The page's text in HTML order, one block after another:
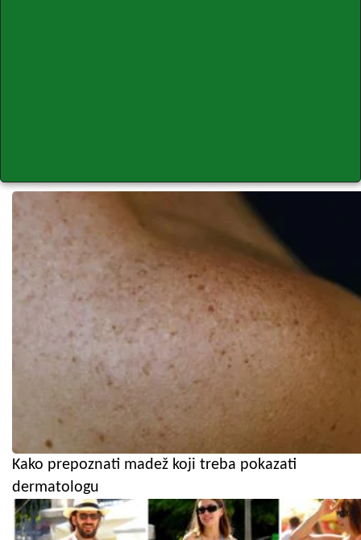
Kako prepoznati madež koji treba pokazati
dermatologu